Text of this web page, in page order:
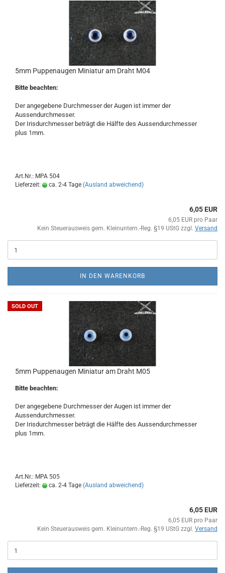
5mm Puppenaugen Miniatur am Draht M04
Bitte beachten:
Der angegebene Durchmesser der Augen ist immer der
Aussendurchmesser.
Der Irisdurchmesser beträgt die Hälfte des Aussendurchmesser
plus 1mm.
Art.Nr.: MPA 504
Lieferzeit:
ca. 2-4 Tage (Ausland abweichend)
6,05 EUR
6,05 EUR pro Paar
Kein Steuerausweis gem. Kleinuntern.-Reg. §19 UStG zzgl. Versand
IN DEN WARENKORB
SOLD OUT
5mm Puppenaugen Miniatur am Draht M05
Bitte beachten:
Der angegebene Durchmesser der Augen ist immer der
Aussendurchmesser.
Der Irisdurchmesser beträgt die Hälfte des Aussendurchmesser
plus 1mm.
Art.Nr.: MPA 505
Lieferzeit:
ca. 2-4 Tage (Ausland abweichend)
6,05 EUR
6,05 EUR pro Paar
Kein Steuerausweis gem. Kleinuntern.-Reg. §19 UStG zzgl. Versand